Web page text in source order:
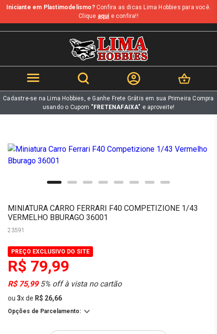
b
Iniciante em Plastimodelismo?Confira as dicas Lima Hobbies para você.
Clique aqui e confira!!
Cadastre-se na Lima Hobbies, e Ganhe Frete Grátis em sua Primeira Compra
usando o Cupom "FRETENAFAIXA" e aproveite!
MINIATURA CARRO FERRARI F40 COMPETIZIONE 1/43
VERMELHO BBURAGO 36001
23591
PREÇO EXCLUSIVO DO SITE
R$ 79,99
R$ 75,995% off à vista no cartão
ou 3xde R$ 26,66
Opções de Parcelamento: